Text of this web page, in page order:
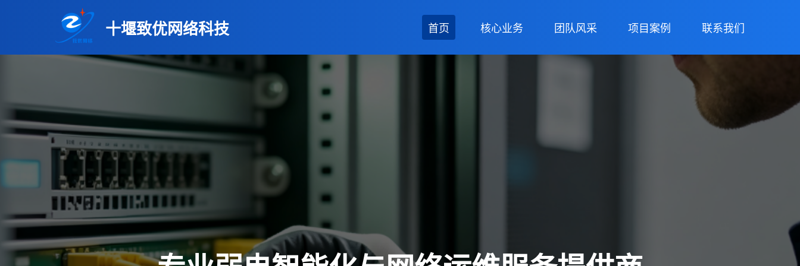
十堰致优网络科技 首页 核心业务 团队风采 项目案例 联系我们